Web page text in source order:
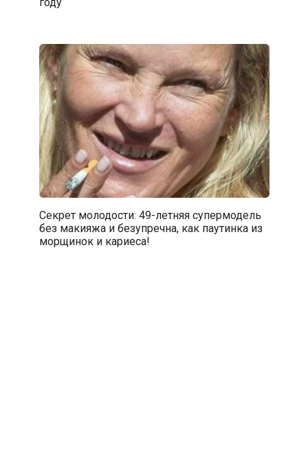
Секрет молодости: 49-летняя супермодель
без макияжа и безупречна, как паутинка из
морщинок и кариеса!